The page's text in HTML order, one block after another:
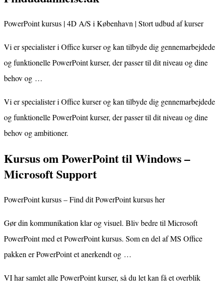
PowerPoint kursus | 4D A/S i København | Stort udbud af kurser
Vi er specialister i Office kurser og kan tilbyde dig gennemarbejdede
og funktionelle PowerPoint kurser, der passer til dit niveau og dine
behov og …
Vi er specialister i Office kurser og kan tilbyde dig gennemarbejdede
og funktionelle PowerPoint kurser, der passer til dit niveau og dine
behov og ambitioner.
Kursus om PowerPoint til Windows –
Microsoft Support
PowerPoint kursus – Find dit PowerPoint kursus her
Gør din kommunikation klar og visuel. Bliv bedre til Microsoft
PowerPoint med et PowerPoint kursus. Som en del af MS Office
pakken er PowerPoint et anerkendt og …
VI har samlet alle PowerPoint kurser, så du let kan få et overblik